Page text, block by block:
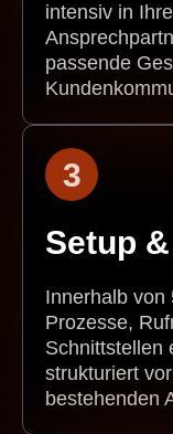
intensiv in
passende
3
Setup
Innerhalb von
Prozesse,
Schnittstellen
strukturiert
bestehenden